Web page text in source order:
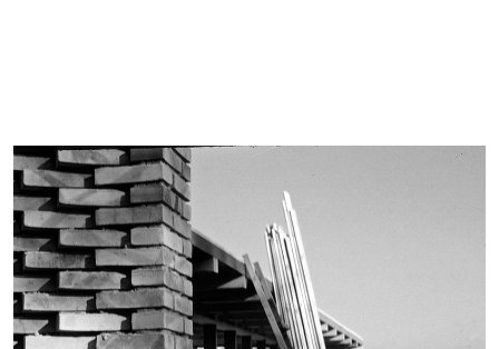
Imagen de portada